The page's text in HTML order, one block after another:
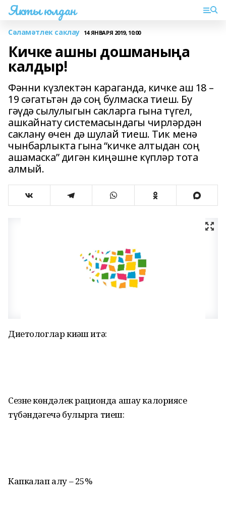
Якты юлдан
Сәламәтлек саклау 14 ЯНВАРЯ 2019, 10:00
Кичке ашны дошманыңа
калдыр!
Фәнни күзлектән караганда, кичке аш 18 –
19 сәгатьтән дә соң булмаска тиеш. Бу
гәүдә сылулыгын сакларга гына түгел,
ашкайнату системасындагы чирләрдән
саклану өчен дә шулай тиеш. Тик менә
чынбарлыкта гына “кичке алтыдан соң
ашамаска” дигән киңәшне күпләр тота
алмый.
Диетологлар киңәш итә:
Сезнең көндәлек рационда ашау калориясе
түбәндәгечә булырга тиеш:
Капкалап алу – 25%